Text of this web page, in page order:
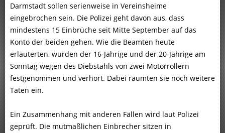
Darmstadt sollen serienweise in Vereinsheime
eingebrochen sein. Die Polizei geht davon aus, dass
mindestens 15 Einbrüche seit Mitte September auf das
Konto der beiden gehen. Wie die Beamten heute
erläuterten, wurden der 16-Jährige und der 20-Jährige am
Sonntag wegen des Diebstahls von zwei Motorrollern
festgenommen und verhört. Dabei räumten sie noch weitere
Taten ein.
Ein Zusammenhang mit anderen Fällen wird laut Polizei
geprüft. Die mutmaßlichen Einbrecher sitzen in